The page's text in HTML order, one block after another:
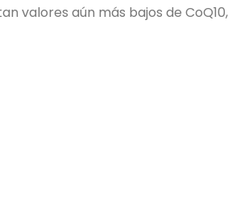
valores aún más bajos de